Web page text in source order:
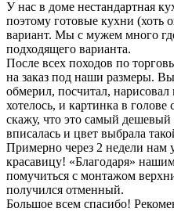
У нас в доме нестандартная
поэтому готовые кухни
вариант. Мы с мужем много
подходящего варианта.
После всех походов по
на заказ под наши размеры.
обмерил, посчитал,
хотелось, и картинка в
скажу, что это самый дешевый
вписалась и цвет выбрала
Примерно через 2 недели
красавицу! «Благодаря»
помучиться с монтажом
получился отменный.
Большое всем спасибо!